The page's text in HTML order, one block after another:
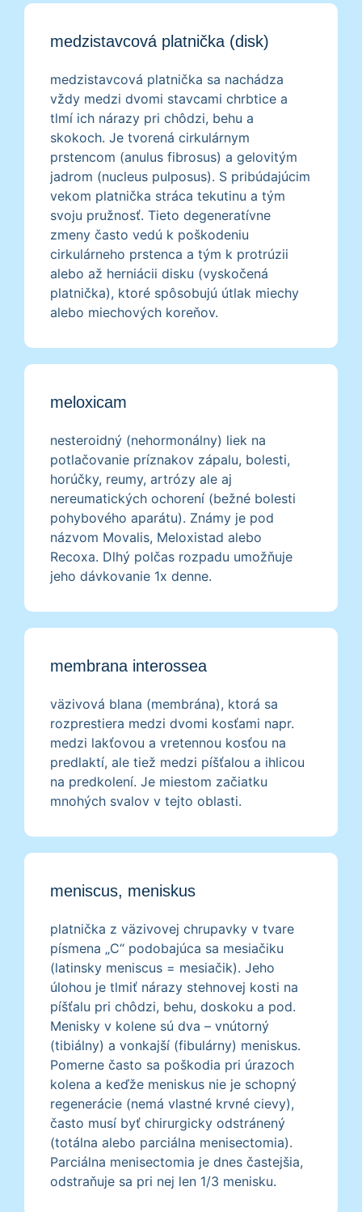
medzistavcová platnička (disk)
medzistavcová platnička sa nachádza
vždy medzi dvomi stavcami chrbtice a
tlmí ich nárazy pri chôdzi, behu a
skokoch. Je tvorená cirkulárnym
prstencom (anulus fibrosus) a gelovitým
jadrom (nucleus pulposus). S pribúdajúcim
vekom platnička stráca tekutinu a tým
svoju pružnosť. Tieto degeneratívne
zmeny často vedú k poškodeniu
cirkulárneho prstenca a tým k protrúzii
alebo až herniácii disku (vyskočená
platnička), ktoré spôsobujú útlak miechy
alebo miechových koreňov.
meloxicam
nesteroidný (nehormonálny) liek na
potlačovanie príznakov zápalu, bolesti,
horúčky, reumy, artrózy ale aj
nereumatických ochorení (bežné bolesti
pohybového aparátu). Známy je pod
názvom Movalis, Meloxistad alebo
Recoxa. Dlhý polčas rozpadu umožňuje
jeho dávkovanie 1x denne.
membrana interossea
väzivová blana (membrána), ktorá sa
rozprestiera medzi dvomi kosťami napr.
medzi lakťovou a vretennou kosťou na
predlaktí, ale tiež medzi píšťalou a ihlicou
na predkolení. Je miestom začiatku
mnohých svalov v tejto oblasti.
meniscus, meniskus
platnička z väzivovej chrupavky v tvare
písmena „C“ podobajúca sa mesiačiku
(latinsky meniscus = mesiačik). Jeho
úlohou je tlmiť nárazy stehnovej kosti na
píšťalu pri chôdzi, behu, doskoku a pod.
Menisky v kolene sú dva – vnútorný
(tibiálny) a vonkajší (fibulárny) meniskus.
Pomerne často sa poškodia pri úrazoch
kolena a keďže meniskus nie je schopný
regenerácie (nemá vlastné krvné cievy),
často musí byť chirurgicky odstránený
(totálna alebo parciálna menisectomia).
Parciálna menisectomia je dnes častejšia,
odstraňuje sa pri nej len 1/3 menisku.